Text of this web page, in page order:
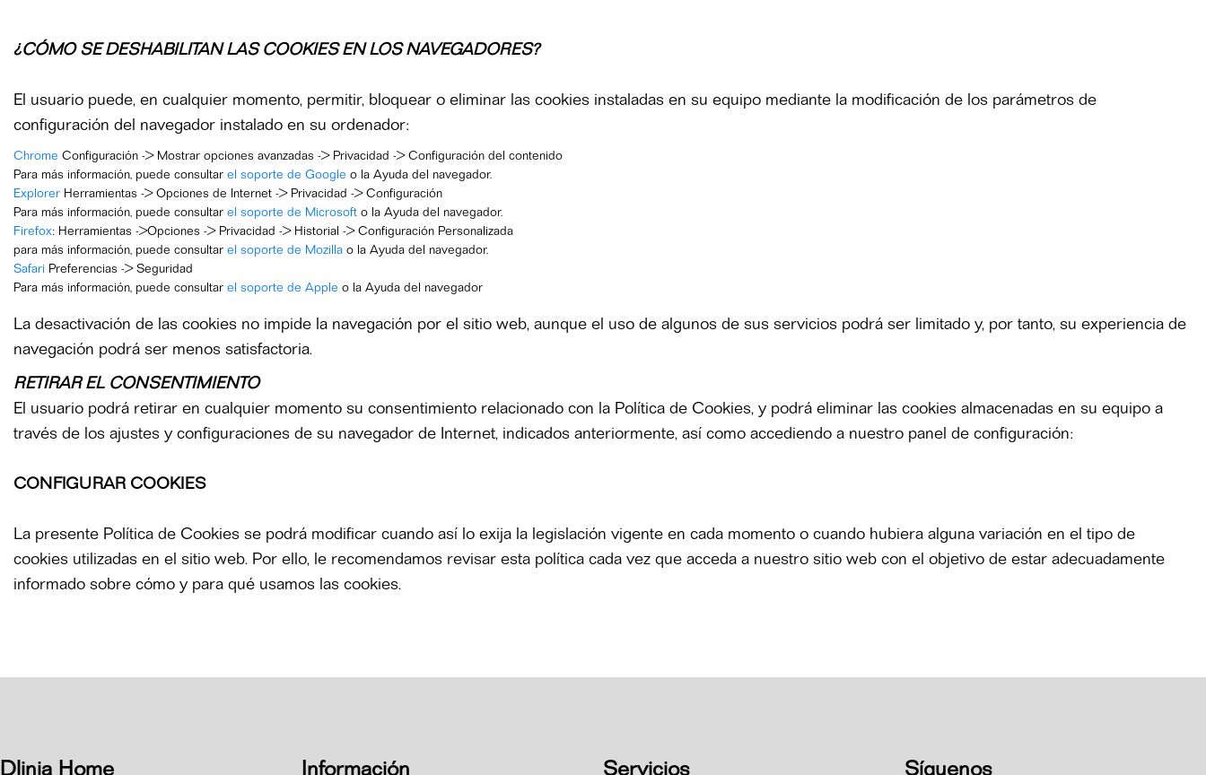
¿CÓMO SE DESHABILITAN LAS COOKIES EN LOS NAVEGADORES?
El usuario puede, en cualquier momento, permitir, bloquear o eliminar las cookies instaladas en su equipo mediante la modificación de los parámetros de
configuración del navegador instalado en su ordenador:
Chrome Configuración -> Mostrar opciones avanzadas -> Privacidad -> Configuración del contenido
Para más información, puede consultar el soporte de Google o la Ayuda del navegador.
Explorer Herramientas -> Opciones de Internet -> Privacidad -> Configuración
Para más información, puede consultar el soporte de Microsoft o la Ayuda del navegador.
Firefox: Herramientas ->Opciones -> Privacidad -> Historial -> Configuración Personalizada
para más información, puede consultar el soporte de Mozilla o la Ayuda del navegador.
Safari Preferencias -> Seguridad
Para más información, puede consultar el soporte de Apple o la Ayuda del navegador
La desactivación de las cookies no impide la navegación por el sitio web, aunque el uso de algunos de sus servicios podrá ser limitado y, por tanto, su experiencia de
navegación podrá ser menos satisfactoria.
RETIRAR EL CONSENTIMIENTO
El usuario podrá retirar en cualquier momento su consentimiento relacionado con la Política de Cookies, y podrá eliminar las cookies almacenadas en su equipo a
través de los ajustes y configuraciones de su navegador de Internet, indicados anteriormente, así como accediendo a nuestro panel de configuración:
CONFIGURAR COOKIES
La presente Política de Cookies se podrá modificar cuando así lo exija la legislación vigente en cada momento o cuando hubiera alguna variación en el tipo de
cookies utilizadas en el sitio web. Por ello, le recomendamos revisar esta política cada vez que acceda a nuestro sitio web con el objetivo de estar adecuadamente
informado sobre cómo y para qué usamos las cookies.
Dlinia Home Información Servicios Síguenos